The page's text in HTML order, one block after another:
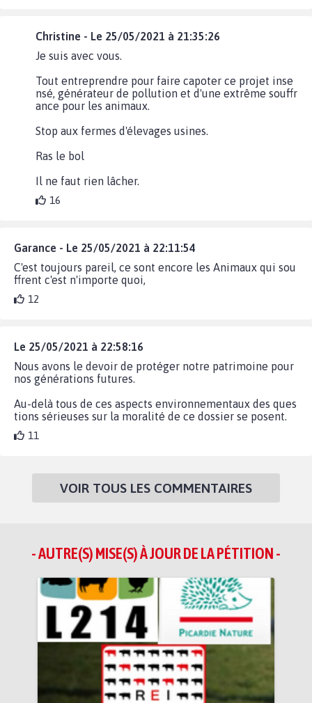
Christine - Le 25/05/2021 à 21:35:26
Je suis avec vous.
Tout entreprendre pour faire capoter ce projet inse
nsé, générateur de pollution et d'une extrême souffr
ance pour les animaux.
Stop aux fermes d'élevages usines.
Ras le bol
Il ne faut rien lâcher.
16
Garance - Le 25/05/2021 à 22:11:54
C'est toujours pareil, ce sont encore les Animaux qui sou
ffrent c'est n'importe quoi,
12
Le 25/05/2021 à 22:58:16
Nous avons le devoir de protéger notre patrimoine pour
nos générations futures.
Au-delà tous de ces aspects environnementaux des ques
tions sérieuses sur la moralité de ce dossier se posent.
11
VOIR TOUS LES COMMENTAIRES
- AUTRE(S) MISE(S) À JOUR DE LA PÉTITION -